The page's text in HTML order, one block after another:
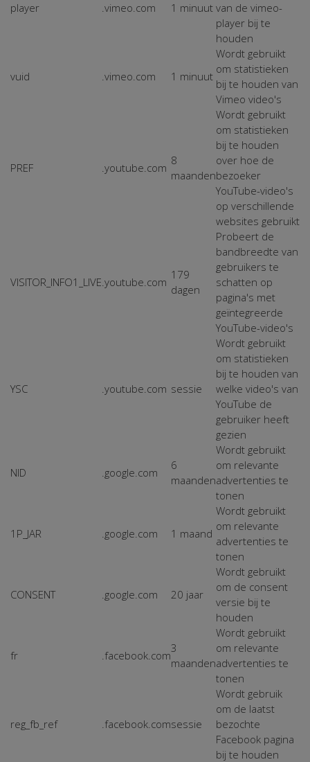
player .vimeo.com 1 minuut van de vimeo-
player bij te
houden
vuid .vimeo.com 1 minuut
Wordt gebruikt
om statistieken
bij te houden van
Vimeo video's
PREF .youtube.com
8
maanden
Wordt gebruikt
om statistieken
bij te houden
over hoe de
bezoeker
YouTube-video's
op verschillende
websites gebruikt
VISITOR_INFO1_LIVE.youtube.com
179
dagen
Probeert de
bandbreedte van
gebruikers te
schatten op
pagina's met
geïntegreerde
YouTube-video's
YSC .youtube.com sessie
Wordt gebruikt
om statistieken
bij te houden van
welke video's van
YouTube de
gebruiker heeft
gezien
NID .google.com
6
maanden
Wordt gebruikt
om relevante
advertenties te
tonen
1P_JAR .google.com 1 maand
Wordt gebruikt
om relevante
advertenties te
tonen
CONSENT .google.com 20 jaar
Wordt gebruikt
om de consent
versie bij te
houden
fr .facebook.com
3
maanden
Wordt gebruikt
om relevante
advertenties te
tonen
reg_fb_ref .facebook.comsessie
Wordt gebruik
om de laatst
bezochte
Facebook pagina
bij te houden